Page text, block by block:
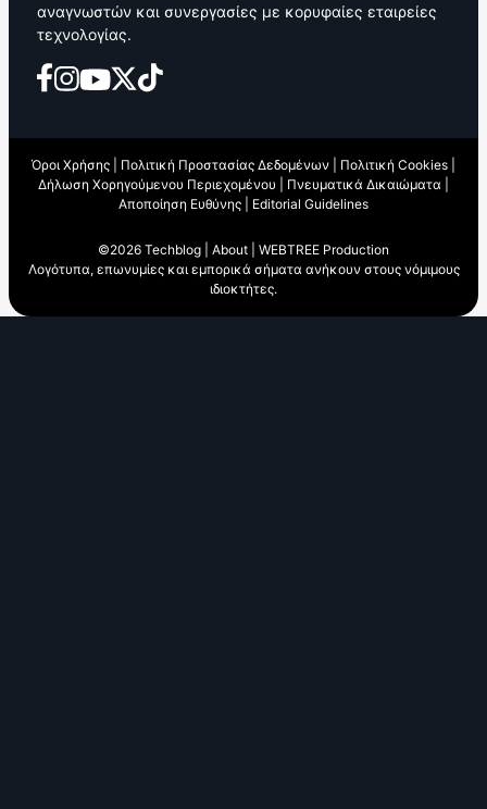
αναγνωστών και συνεργασίες με κορυφαίες εταιρείες
τεχνολογίας.
Όροι Χρήσης Πολιτική Προστασίας Δεδομένων Πολιτική Cookies
Δήλωση Χορηγούμενου Περιεχομένου
Πνευματικά Δικαιώματα
Αποποίηση Ευθύνης
Editorial Guidelines
©2026 Techblog | About
WEBTREE Production
Λογότυπα, επωνυμίες και εμπορικά σήματα ανήκουν στους νόμιμους
ιδιοκτήτες.